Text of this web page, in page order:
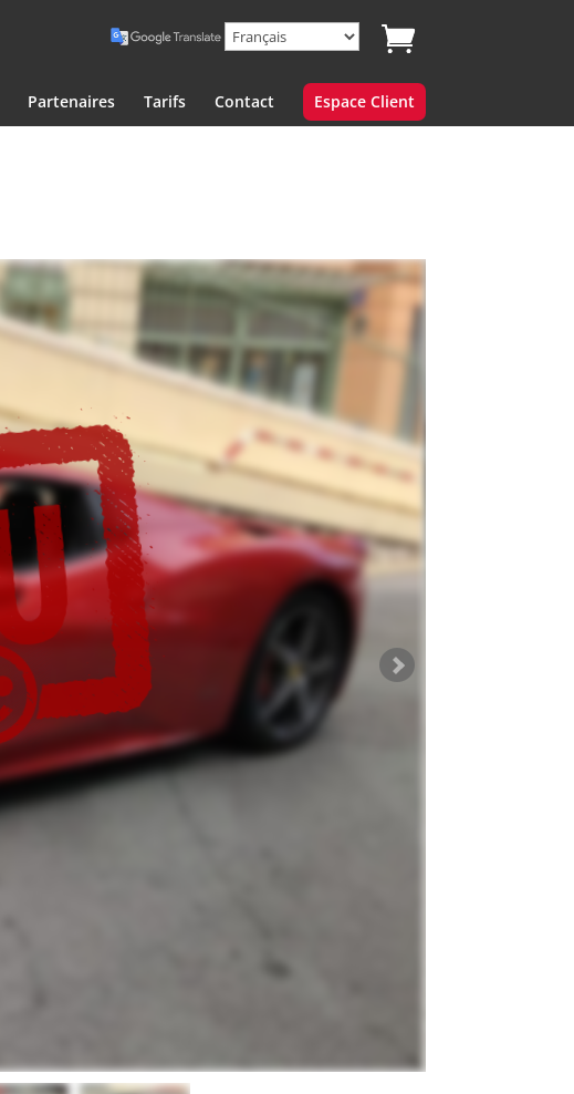
Partenaires Tarifs Contact Espace Client